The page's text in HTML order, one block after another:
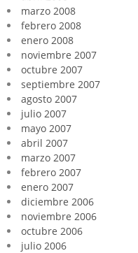
marzo 2008
febrero 2008
enero 2008
noviembre 2007
octubre 2007
septiembre 2007
agosto 2007
julio 2007
mayo 2007
abril 2007
marzo 2007
febrero 2007
enero 2007
diciembre 2006
noviembre 2006
octubre 2006
julio 2006